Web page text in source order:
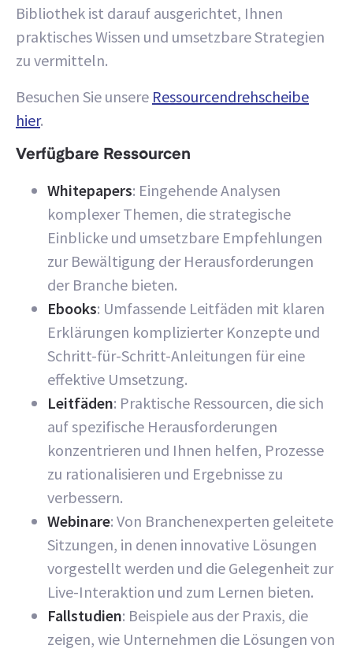
Bibliothek ist darauf ausgerichtet, Ihnen
praktisches Wissen und umsetzbare Strategien
zu vermitteln.
Besuchen Sie unsere Ressourcendrehscheibe
hier.
Verfügbare Ressourcen
Whitepapers: Eingehende Analysen
komplexer Themen, die strategische
Einblicke und umsetzbare Empfehlungen
zur Bewältigung der Herausforderungen
der Branche bieten.
Ebooks: Umfassende Leitfäden mit klaren
Erklärungen komplizierter Konzepte und
Schritt-für-Schritt-Anleitungen für eine
effektive Umsetzung.
Leitfäden: Praktische Ressourcen, die sich
auf spezifische Herausforderungen
konzentrieren und Ihnen helfen, Prozesse
zu rationalisieren und Ergebnisse zu
verbessern.
Webinare: Von Branchenexperten geleitete
Sitzungen, in denen innovative Lösungen
vorgestellt werden und die Gelegenheit zur
Live-Interaktion und zum Lernen bieten.
Fallstudien: Beispiele aus der Praxis, die
zeigen, wie Unternehmen die Lösungen von